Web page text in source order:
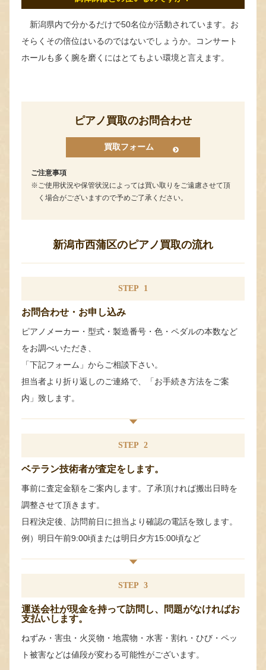
新潟県内で分かるだけで50名位が活動されています。お
そらくその倍位はいるのではないでしょうか。コンサート
ホールも多く腕を磨くにはとてもよい環境と言えます。
ピアノ買取のお問合わせ
買取フォーム
ご注意事項
ご使用状況や保管状況によっては買い取りをご遠慮させて頂
く場合がございますので予めご了承ください。
新潟市西蒲区のピアノ買取の流れ
STEP 1
お問合わせ・お申し込み
ピアノメーカー・型式・製造番号・色・ペダルの本数など
をお調べいただき、
「下記フォーム」からご相談下さい。
担当者より折り返しのご連絡で、「お手続き方法をご案
内」致します。
STEP 2
ベテラン技術者が査定をします。
事前に査定金額をご案内します。了承頂ければ搬出日時を
調整させて頂きます。
日程決定後、訪問前日に担当より確認の電話を致します。
例）明日午前9:00頃または明日夕方15:00頃など
STEP 3
運送会社が現金を持って訪問し、問題がなければお
支払いします。
ねずみ・害虫・火災物・地震物・水害・割れ・ひび・ペッ
ト被害などは値段が変わる可能性がございます。